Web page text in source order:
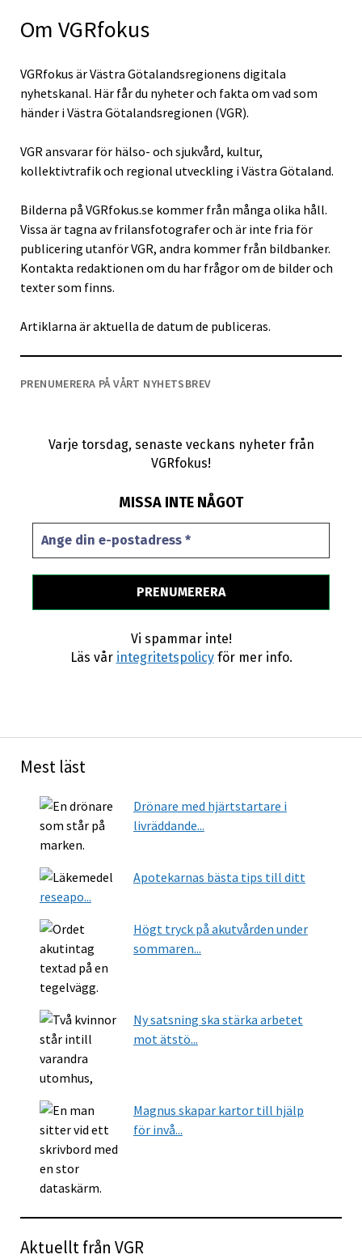
Om VGRfokus
VGRfokus är Västra Götalandsregionens digitala
nyhetskanal. Här får du nyheter och fakta om vad som
händer i Västra Götalandsregionen (VGR).
VGR ansvarar för hälso- och sjukvård, kultur,
kollektivtrafik och regional utveckling i Västra Götaland.
Bilderna på VGRfokus.se kommer från många olika håll.
Vissa är tagna av frilansfotografer och är inte fria för
publicering utanför VGR, andra kommer från bildbanker.
Kontakta redaktionen om du har frågor om de bilder och
texter som finns.
Artiklarna är aktuella de datum de publiceras.
PRENUMERERA PÅ VÅRT NYHETSBREV
Varje torsdag, senaste veckans nyheter från
VGRfokus!
MISSA INTE NÅGOT
Vi spammar inte!
Läs vår integritetspolicyför mer info.
Mest läst
Drönare med hjärtstartare i
livräddande...
Apotekarnas bästa tips till ditt
reseapo...
Högt tryck på akutvården under
sommaren...
Ny satsning ska stärka arbetet
mot ätstö...
Magnus skapar kartor till hjälp
för invå...
Aktuellt från VGR